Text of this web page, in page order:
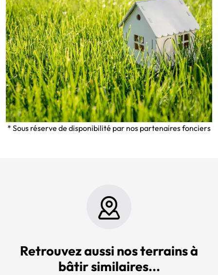
* Sous réserve de disponibilité par nos partenaires fonciers
Retrouvez aussi nos terrains à
bâtir similaires...